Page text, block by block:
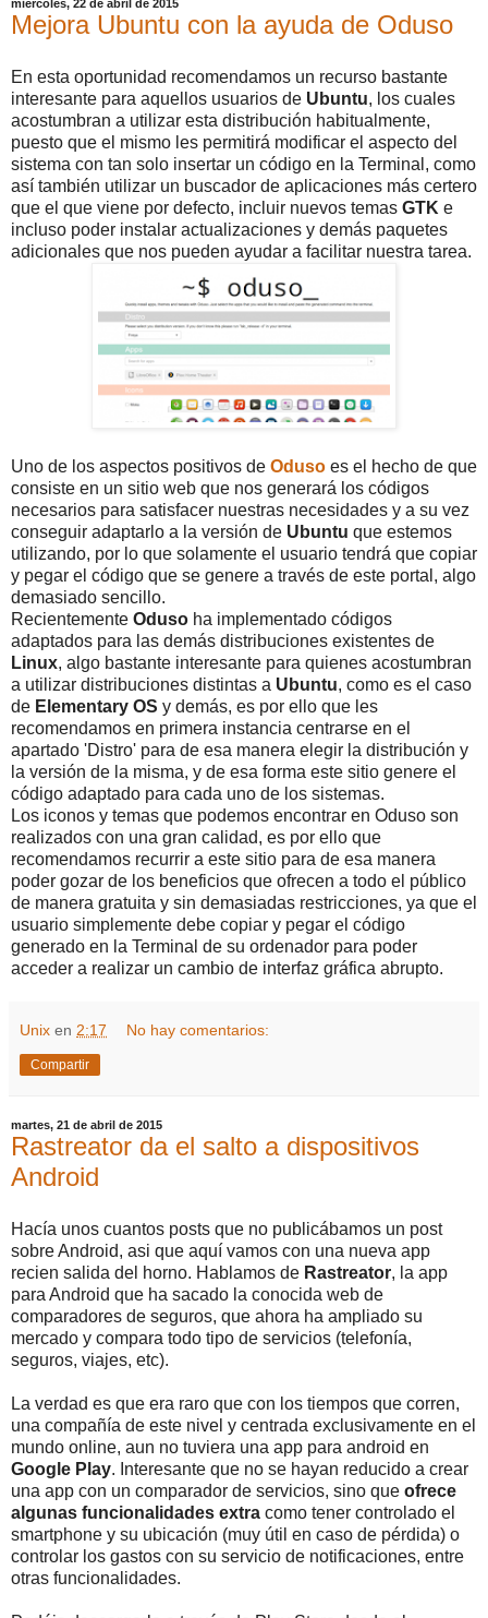
miércoles, 22 de abril de 2015
Mejora Ubuntu con la ayuda de Oduso
En esta oportunidad recomendamos un recurso bastante
interesante para aquellos usuarios de Ubuntu, los cuales
acostumbran a utilizar esta distribución habitualmente,
puesto que el mismo les permitirá modificar el aspecto del
sistema con tan solo insertar un código en la Terminal, como
así también utilizar un buscador de aplicaciones más certero
que el que viene por defecto, incluir nuevos temas GTK e
incluso poder instalar actualizaciones y demás paquetes
adicionales que nos pueden ayudar a facilitar nuestra tarea.
Uno de los aspectos positivos de Oduso es el hecho de que
consiste en un sitio web que nos generará los códigos
necesarios para satisfacer nuestras necesidades y a su vez
conseguir adaptarlo a la versión de Ubuntu que estemos
utilizando, por lo que solamente el usuario tendrá que copiar
y pegar el código que se genere a través de este portal, algo
demasiado sencillo.
Recientemente Oduso ha implementado códigos
adaptados para las demás distribuciones existentes de
Linux, algo bastante interesante para quienes acostumbran
a utilizar distribuciones distintas a Ubuntu, como es el caso
de Elementary OS y demás, es por ello que les
recomendamos en primera instancia centrarse en el
apartado 'Distro' para de esa manera elegir la distribución y
la versión de la misma, y de esa forma este sitio genere el
código adaptado para cada uno de los sistemas.
Los iconos y temas que podemos encontrar en Oduso son
realizados con una gran calidad, es por ello que
recomendamos recurrir a este sitio para de esa manera
poder gozar de los beneficios que ofrecen a todo el público
de manera gratuita y sin demasiadas restricciones, ya que el
usuario simplemente debe copiar y pegar el código
generado en la Terminal de su ordenador para poder
acceder a realizar un cambio de interfaz gráfica abrupto.
Unix en 2:17 No hay comentarios:
Compartir
martes, 21 de abril de 2015
Rastreator da el salto a dispositivos
Android
Hacía unos cuantos posts que no publicábamos un post
sobre Android, asi que aquí vamos con una nueva app
recien salida del horno. Hablamos de Rastreator, la app
para Android que ha sacado la conocida web de
comparadores de seguros, que ahora ha ampliado su
mercado y compara todo tipo de servicios (telefonía,
seguros, viajes, etc).
La verdad es que era raro que con los tiempos que corren,
una compañía de este nivel y centrada exclusivamente en el
mundo online, aun no tuviera una app para android en
Google Play. Interesante que no se hayan reducido a crear
una app con un comparador de servicios, sino que ofrece
algunas funcionalidades extra como tener controlado el
smartphone y su ubicación (muy útil en caso de pérdida) o
controlar los gastos con su servicio de notificaciones, entre
otras funcionalidades.